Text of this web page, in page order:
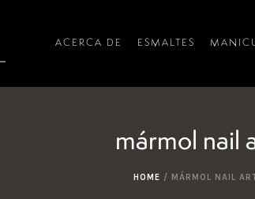
ACERCA DE ESMALTES
mármol nail
HOME / MÁRMOL NAIL